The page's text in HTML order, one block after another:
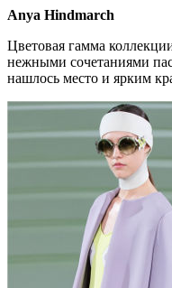
Anya Hindmarch
Цветовая гамма
нежными сочетаниями
нашлось место и ярким